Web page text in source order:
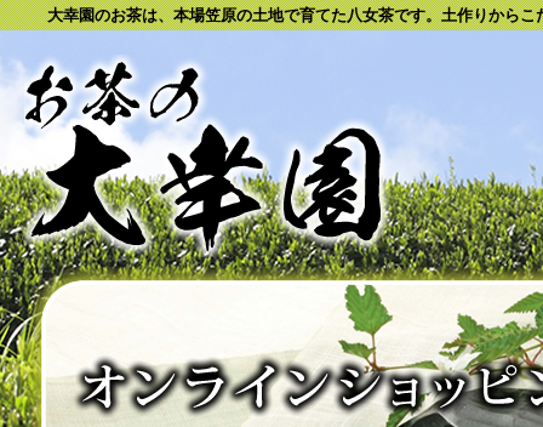
大幸園のお茶は、本場笠原の土地で育てた八女茶です。土作りからこ